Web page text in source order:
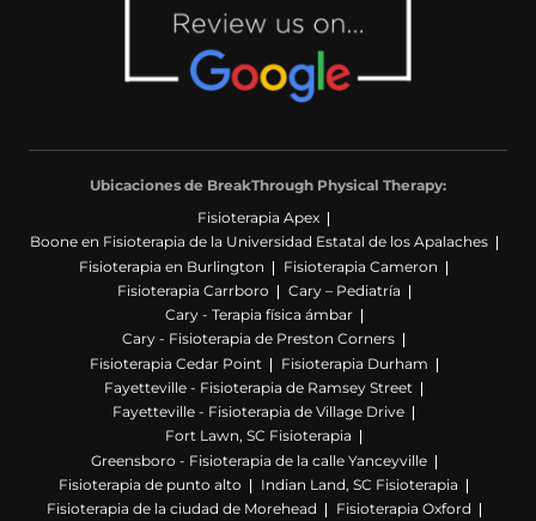
Ubicaciones de BreakThrough Physical Therapy:
Fisioterapia Apex
Boone en Fisioterapia de la Universidad Estatal de los Apalaches
Fisioterapia en Burlington
Fisioterapia Cameron
Fisioterapia Carrboro
Cary – Pediatría
Cary - Terapia física ámbar
Cary - Fisioterapia de Preston Corners
Fisioterapia Cedar Point
Fisioterapia Durham
Fayetteville - Fisioterapia de Ramsey Street
Fayetteville - Fisioterapia de Village Drive
Fort Lawn, SC Fisioterapia
Greensboro - Fisioterapia de la calle Yanceyville
Fisioterapia de punto alto
Indian Land, SC Fisioterapia
Fisioterapia de la ciudad de Morehead
Fisioterapia Oxford